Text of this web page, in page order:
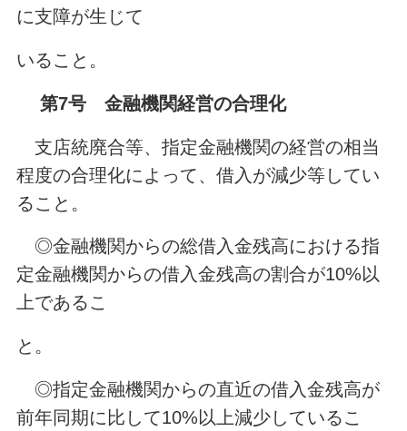
に支障が生じて
いること。
第7号 金融機関経営の合理化
支店統廃合等、指定金融機関の経営の相当
程度の合理化によって、借入が減少等してい
ること。
◎金融機関からの総借入金残高における指
定金融機関からの借入金残高の割合が10%以
上であるこ
と。
◎指定金融機関からの直近の借入金残高が
前年同期に比して10%以上減少しているこ